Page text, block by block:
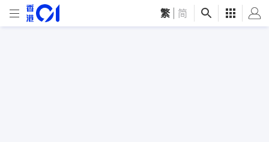
繁 简